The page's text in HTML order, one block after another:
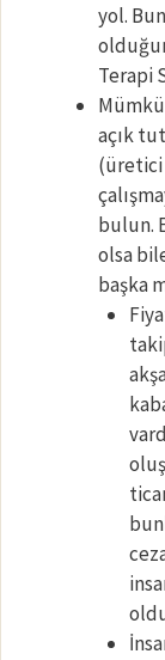
yol.
Terapi
açık
(üretici
bulun.
olsa
başka